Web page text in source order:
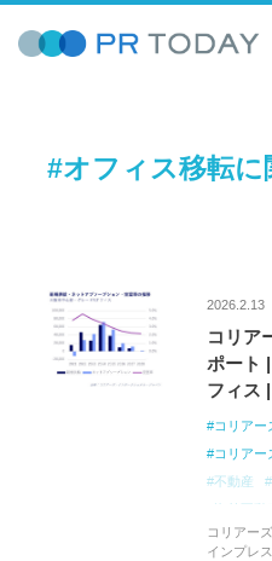
#オフィス移転
2026.2.13
コリア
ポート
フィス
コリアー
コリアー
不動産
海外不動
オフィス
コリアー
インプレ